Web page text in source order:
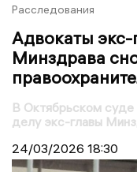
Расследования
Адвокаты
Минздрава
В Октябрьском суде
делу экс-главы
24/03/2026 18:30